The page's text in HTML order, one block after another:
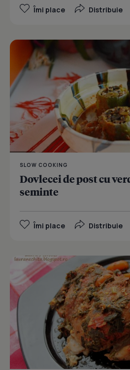
Îmi place Distribuie
SLOW COOKING
Dovlecei de post cu
seminte
Îmi place Distribuie